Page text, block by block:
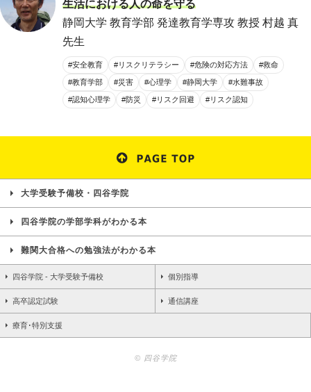
生活における人の命を守る
静岡大学 教育学部 発達教育学専攻 教授 村越 真
先生
#安全教育 #リスクリテラシー #危険の対応方法 #救命
#教育学部 #災害 #心理学 #静岡大学 #水難事故
#認知心理学 #防災 #リスク回避 #リスク認知
大学受験予備校・四谷学院
四谷学院の学部学科がわかる本
難関大合格への勉強法がわかる本
四谷学院 - 大学受験予備校 個別指導
高卒認定試験 通信講座
療育･特別支援
© 四谷学院